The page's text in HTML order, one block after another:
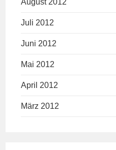
August 2012
Juli 2012
Juni 2012
Mai 2012
April 2012
März 2012